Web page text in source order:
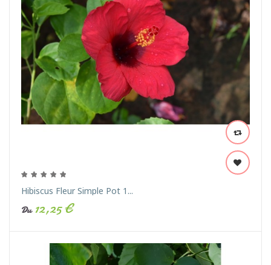
Hibiscus Fleur Simple Pot 1...
Du 12,25 €